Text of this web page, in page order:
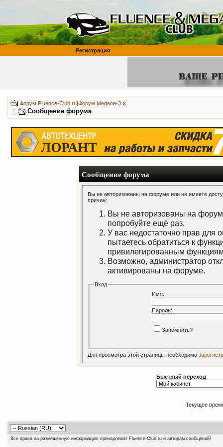
Регистрация
Форум Fluence-Club.ru|Форум Megane-3 «
Сообщение форума
Сообщение форума
Вы не авторизованы на форуме или не имеете
причин:
Вы не авторизованы на
попробуйте ещё раз.
У вас недостаточно прав для
пытаетесь обратиться к
привилегированным
Возможно, администратор
активированы на форуме.
Вход
Имя:
Пароль:
Запомнить?
Для просмотра этой страницы необходимо
Быстрый переход
Текущее
Все права на размещенную информацию принадлежат Fluence-Club.ru и авторам сообщений!